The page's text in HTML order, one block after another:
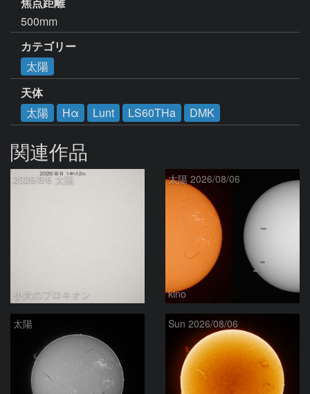
500mm
カテゴリー
太陽
天体
太陽
Hα Lunt LS60THa DMK
関連作品
2026/8/6 太陽
小犬のプロキオン
太陽 2026/08/06
kino
太陽 Sun 2026/08/06